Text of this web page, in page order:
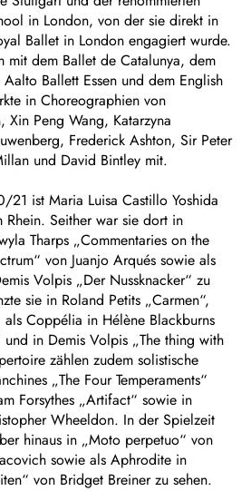
in London, von der sie direkt in
Ballet in London engagiert wurde.
mit dem Ballet de Catalunya, dem
Ballett Essen und dem English
in Choreographien von
Peng Wang, Katarzyna
Frederick Ashton, Sir Peter
und David Bintley mit.
ist Maria Luisa Castillo Yoshida
Seither war sie dort in
Tharps „Commentaries on the
von Juanjo Arqués sowie als
Volpis „Der Nussknacker“ zu
sie in Roland Petits „Carmen“,
als Coppélia in Hélène Blackburns
in Demis Volpis „The thing with
zählen zudem solistische
„The Four Temperaments“
Forsythes „Artifact“ sowie in
Wheeldon. In der Spielzeit
hinaus in „Moto perpetuo“ von
sowie als Aphrodite in
von Bridget Breiner zu sehen.